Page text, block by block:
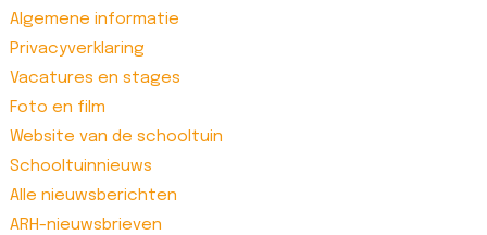
Algemene informatie
Privacyverklaring
Vacatures en stages
Foto en film
Website van de schooltuin
Schooltuinnieuws
Alle nieuwsberichten
ARH-nieuwsbrieven